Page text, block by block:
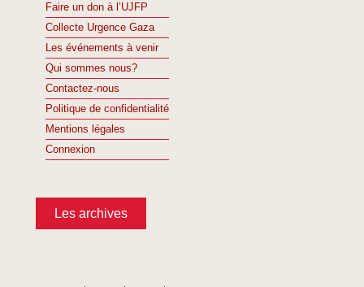
Faire un don à l’UJFP
Collecte Urgence Gaza
Les événements à venir
Qui sommes nous?
Contactez-nous
Politique de confidentialité
Mentions légales
Connexion
Les archives